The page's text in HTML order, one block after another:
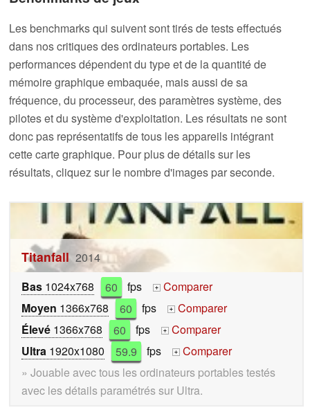
Les benchmarks qui suivent sont tirés de tests effectués
dans nos critiques des ordinateurs portables. Les
performances dépendent du type et de la quantité de
mémoire graphique embaquée, mais aussi de sa
fréquence, du processeur, des paramètres système, des
pilotes et du système d'exploitation. Les résultats ne sont
donc pas représentatifs de tous les appareils intégrant
cette carte graphique. Pour plus de détails sur les
résultats, cliquez sur le nombre d'images par seconde.
Titanfall 2014
Bas 1024x768 60 fps +
Comparer
Moyen 1366x768 60 fps +
Comparer
Élevé 1366x768 60 fps +
Comparer
Ultra 1920x1080 59.9 fps +
Comparer
» Jouable avec tous les ordinateurs portables testés
avec les détails paramétrés sur Ultra.